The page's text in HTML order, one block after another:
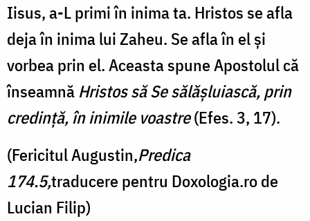
Iisus, a-L primi în inima ta. Hristos se afla
deja în inima lui Zaheu. Se afla în el și
vorbea prin el. Aceasta spune Apostolul că
înseamnă Hristos să Se sălăşluiască, prin
credinţă, în inimile voastre(Efes. 3, 17).
(Fericitul Augustin,Predica
174.5,traducere pentru Doxologia.ro de
Lucian Filip)